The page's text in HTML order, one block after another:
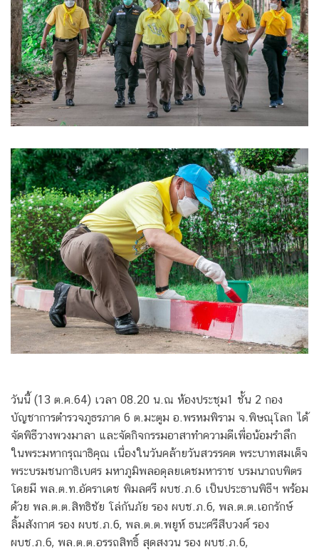
วันนี้ (13 ต.ค.64) เวลา 08.20 น.ณ ห้องประชุม1 ชั้น 2 กอง
บัญชาการตำรวจภูธรภาค 6 ต.มะตูม อ.พรหมพิราม จ.พิษณุโลก ได้
จัดพิธีวางพวงมาลา และจัดกิจกรรมอาสาทำความดีเพื่อน้อมรำลึก
ในพระมหากรุณาธิคุณ เนื่องในวันคล้ายวันสวรรคต พระบาทสมเด็จ
พระบรมชนกาธิเบศร มหาภูมิพลอดุลยเดชมหาราช บรมนาถบพิตร
โดยมี พล.ต.ท.อัคราเดช พิมลศรี ผบช.ภ.6 เป็นประธานพิธีฯ พร้อม
ด้วย พล.ต.ต.สิทธิชัย โล่กันภัย รอง ผบช.ภ.6, พล.ต.ต.เอกรักษ์
ลิ้มสังกาศ รอง ผบช.ภ.6, พล.ต.ต.พยูห์ ธนะศรีสืบวงศ์ รอง
ผบช.ภ.6, พล.ต.ต.อรรถสิทธิ์ สุดสงวน รอง ผบช.ภ.6,